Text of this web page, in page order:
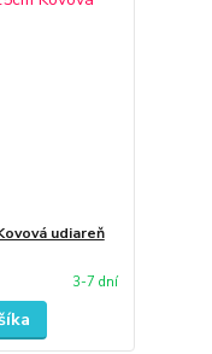
udiareň
3-7 dní